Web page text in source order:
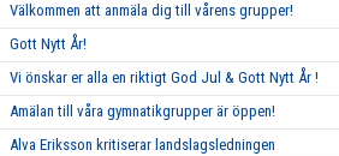
Välkommen att anmäla dig till vårens grupper!
Gott Nytt År!
Vi önskar er alla en riktigt God Jul & Gott Nytt År !
Amälan till våra gymnatikgrupper är öppen!
Alva Eriksson kritiserar landslagsledningen